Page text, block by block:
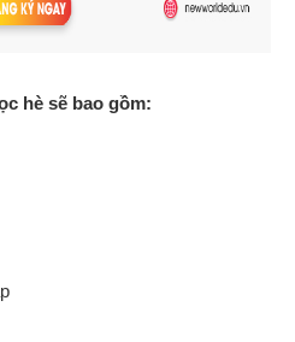
hè sẽ bao gồm: